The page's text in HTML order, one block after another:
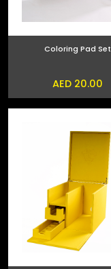
Coloring Pad Set
AED 20.00